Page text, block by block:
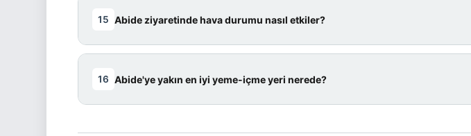
olabilir. Sıcak giyinmek ve yağmurluk bulundurmak önerilir.
15 Abide ziyaretinde hava durumu nasıl etkiler?
Mayıs) ve sonbahar (Eylül-Ekim) aylarıdır.
16 Abide'ye yakın en iyi yeme-içme yeri nerede?